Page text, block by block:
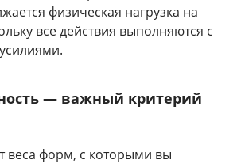
физическая нагрузка на
все действия выполняются с
— важный критерий
веса форм, с которыми вы